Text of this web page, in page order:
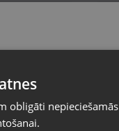
valodā
obligāti